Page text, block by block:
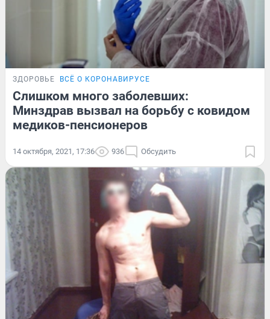
ЗДОРОВЬЕ ВСЁ О КОРОНАВИРУСЕ
Слишком много заболевших:
Минздрав вызвал на борьбу с ковидом
медиков-пенсионеров
14 октября, 2021, 17:36 936 Обсудить